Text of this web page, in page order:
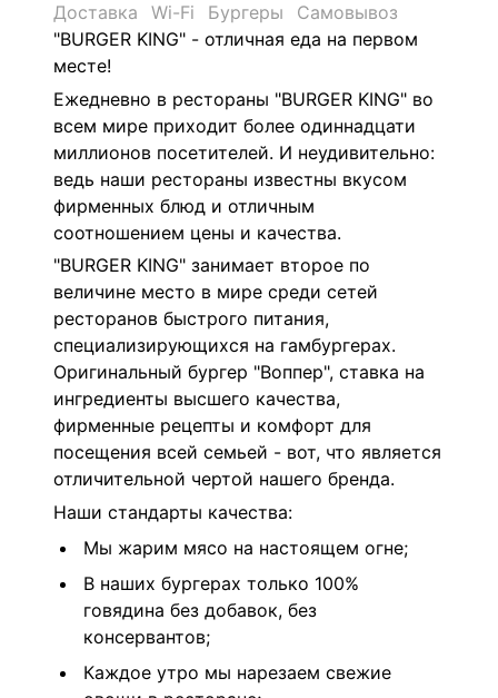
Доставка
Wi-Fi Бургеры
Самовывоз
"BURGER KING" - отличная еда на первом
месте!
Ежедневно в рестораны "BURGER KING" во
всем мире приходит более одиннадцати
миллионов посетителей. И неудивительно:
ведь наши рестораны известны вкусом
фирменных блюд и отличным
соотношением цены и качества.
"BURGER KING" занимает второе по
величине место в мире среди сетей
ресторанов быстрого питания,
специализирующихся на гамбургерах.
Оригинальный бургер "Воппер", ставка на
ингредиенты высшего качества,
фирменные рецепты и комфорт для
посещения всей семьей - вот, что является
отличительной чертой нашего бренда.
Наши стандарты качества:
Мы жарим мясо на настоящем огне;
В наших бургерах только 100%
говядина без добавок, без
консервантов;
Каждое утро мы нарезаем свежие